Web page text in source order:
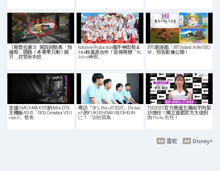
《斯普拉遁3》第四回祭典「預
備祭」開跑！本賽季只剩 1 個
月，趕緊衝刺提…
hololive Production攜手神田祭＆
Atre秋葉原合作！宣佈舉辦「ho
lolive神田…
BTS新游戲「BTS Island: In the SEO
M」預告影像公開！
支援AMD AM4 X570的Mini-DTX
主機板ASUS「ROG Crosshair VIII I
mpact」發表…
專訪「SFL: Pro-JP 2025」Divisio
n F的FUKUSHIMA IBUSHIGIN
に！「以社區為…
TGS2023 官方應援主播由宇內梨
沙擔任！獨立遊戲官方大使則
由 Pocky 出任！
Disney+
雷蛇